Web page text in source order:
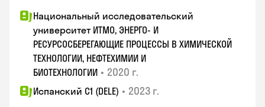
Национальный исследовательский
университет ИТМО, ЭНЕРГО- И
РЕСУРСОСБЕРЕГАЮЩИЕ ПРОЦЕССЫ В ХИМИЧЕСКОЙ
ТЕХНОЛОГИИ, НЕФТЕХИМИИ И
БИОТЕХНОЛОГИИ • 2020 г.
Испанский С1 (DELE) • 2023 г.